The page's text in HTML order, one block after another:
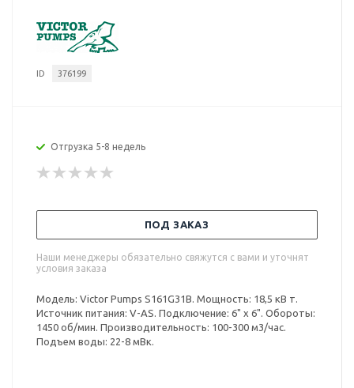
ID 376199
Отгрузка 5-8 недель
ПОД ЗАКАЗ
Наши менеджеры обязательно свяжутся с вами и уточнят
условия заказа
Модель: Victor Pumps S161G31B. Мощность: 18,5 кВ т.
Источник питания: V-AS. Подключение: 6" x 6". Обороты:
1450 об/мин. Производительность: 100-300 м3/час.
Подъем воды: 22-8 мВк.